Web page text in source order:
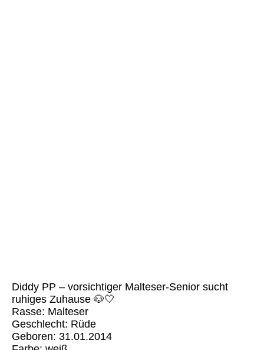
Diddy PP – vorsichtiger Malteser-Senior sucht
ruhiges Zuhause 🐶🤍
Rasse: Malteser
Geschlecht: Rüde
Geboren: 31.01.2014